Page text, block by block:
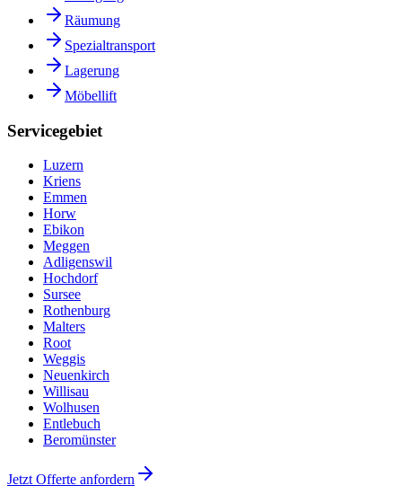
Räumung
Spezialtransport
Lagerung
Möbellift
Servicegebiet
Luzern
Kriens
Emmen
Horw
Ebikon
Meggen
Adligenswil
Hochdorf
Sursee
Rothenburg
Malters
Root
Weggis
Neuenkirch
Willisau
Wolhusen
Entlebuch
Beromünster
Jetzt Offerte anfordern